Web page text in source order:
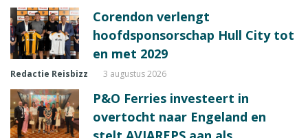
Corendon verlengt
hoofdsponsorschap Hull City tot
en met 2029
Redactie Reisbizz 3 augustus 2026
P&O Ferries investeert in
overtocht naar Engeland en